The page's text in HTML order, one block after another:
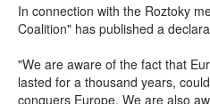
In connection with the Roztoky
Coalition" has published a
"We are aware of the fact that
lasted for a thousand years,
conquers Europe. We are also